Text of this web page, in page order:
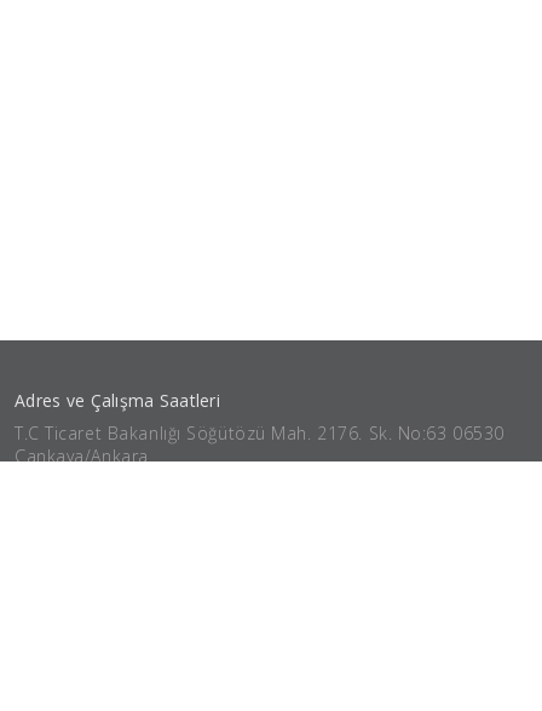
Adres ve Çalışma Saatleri
T.C Ticaret Bakanlığı Söğütözü Mah. 2176. Sk. No:63 06530
Çankaya/Ankara